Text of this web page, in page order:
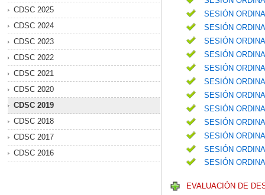
CDSC 2025
CDSC 2024
CDSC 2023
CDSC 2022
CDSC 2021
CDSC 2020
CDSC 2019
CDSC 2018
CDSC 2017
CDSC 2016
SESIÓN
SESIÓN
SESIÓN
SESIÓN
SESIÓN
SESIÓN
SESIÓN
SESIÓN
SESIÓN
SESIÓN
SESIÓN
SESIÓN
EVALUACIÓN DE